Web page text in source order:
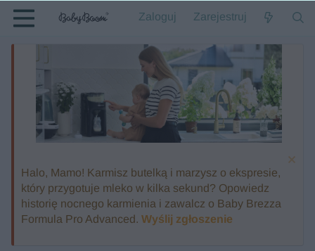
Zaloguj Zarejestruj
Halo, Mamo! Karmisz butelką i marzysz o ekspresie,
który przygotuje mleko w kilka sekund? Opowiedz
historię nocnego karmienia i zawalcz o Baby Brezza
Formula Pro Advanced. Wyślij zgłoszenie